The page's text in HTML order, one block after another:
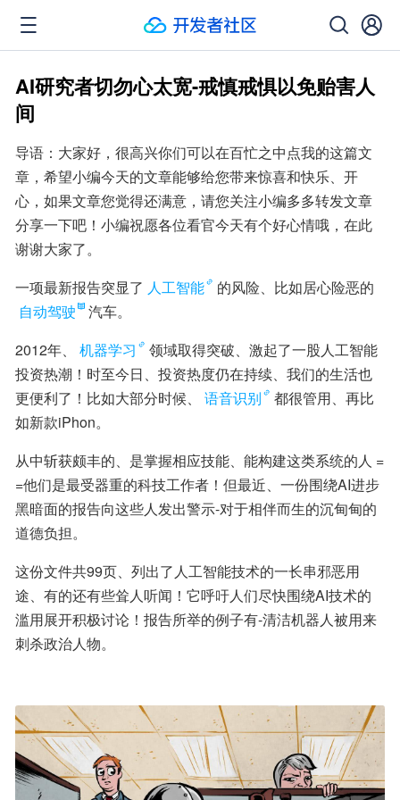
AI研究者切勿心太宽-戒慎戒惧以免贻害人
间
导语：大家好，很高兴你们可以在百忙之中点我的这篇文
章，希望小编今天的文章能够给您带来惊喜和快乐、开
心，如果文章您觉得还满意，请您关注小编多多转发文章
分享一下吧！小编祝愿各位看官今天有个好心情哦，在此
谢谢大家了。
一项最新报告突显了 人工智能
的风险、比如居心险恶的
自动驾驶
汽车。
2012年、
机器学习
领域取得突破、激起了一股人工智能
投资热潮！时至今日、投资热度仍在持续、我们的生活也
更便利了！比如大部分时候、
语音识别
都很管用、再比
如新款iPhon。
从中斩获颇丰的、是掌握相应技能、能构建这类系统的人 =
=他们是最受器重的科技工作者！但最近、一份围绕AI进步
黑暗面的报告向这些人发出警示-对于相伴而生的沉甸甸的
道德负担。
这份文件共99页、列出了人工智能技术的一长串邪恶用
途、有的还有些耸人听闻！它呼吁人们尽快围绕AI技术的
滥用展开积极讨论！报告所举的例子有-清洁机器人被用来
刺杀政治人物。